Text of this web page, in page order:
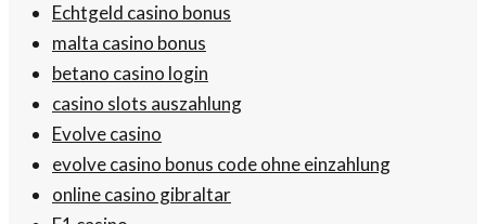
Echtgeld casino bonus
malta casino bonus
betano casino login
casino slots auszahlung
Evolve casino
evolve casino bonus code ohne einzahlung
online casino gibraltar